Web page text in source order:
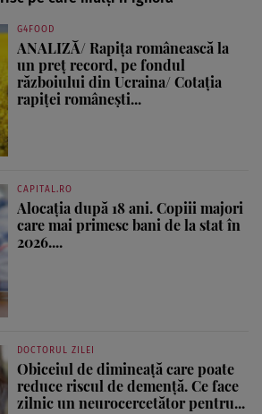
G4FOOD
ANALIZĂ/ Rapița românească la
un preț record, pe fondul
războiului din Ucraina/ Cotația
rapiței românești...
CAPITAL.RO
Alocația după 18 ani. Copiii majori
care mai primesc bani de la stat în
2026....
DOCTORUL ZILEI
Obiceiul de dimineață care poate
reduce riscul de demență. Ce face
zilnic un neurocercetător pentru...